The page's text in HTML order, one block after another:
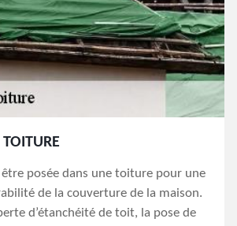
posée dans une toiture pour une
de la couverture de la maison.
d’étanchéité de toit, la pose de